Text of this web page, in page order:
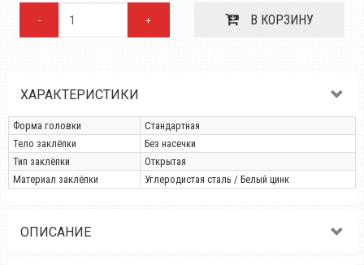
- + В КОРЗИНУ
ХАРАКТЕРИСТИКИ
Форма головки
Стандартная
Тело заклёпки
Без насечки
Тип заклёпки
Открытая
Материал заклёпки
Углеродистая сталь / Белый цинк
ОПИСАНИЕ